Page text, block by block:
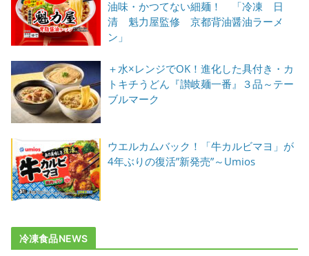
油味・かつてない細麺！ 「冷凍 日
清 魁力屋監修 京都背油醤油ラーメ
ン」
＋水×レンジでOK！進化した具付き・カ
トキチうどん『讃岐麺一番』３品～テー
ブルマーク
ウエルカムバック！「牛カルビマヨ」が
4年ぶりの復活”新発売”～Umios
冷凍食品NEWS